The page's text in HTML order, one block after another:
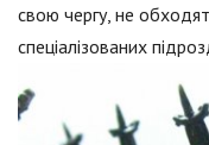
свою чергу, не
спеціалізованих